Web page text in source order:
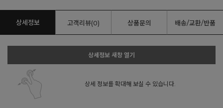
상세정보 고객리뷰(0) 상품문의 배송/교환/반품
상세정보 새창 열기
상세 정보를 확대해 보실 수 있습니다.